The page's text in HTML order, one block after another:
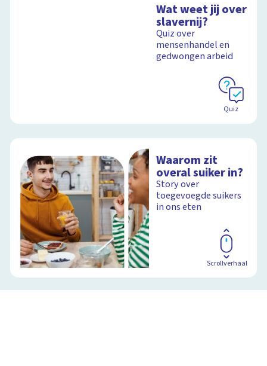
Wat weet jij over
slavernij?
Quiz over
mensenhandel en
gedwongen arbeid
Quiz
Waarom zit
overal suiker in?
Story over
toegevoegde suikers
in ons eten
Scrollverhaal